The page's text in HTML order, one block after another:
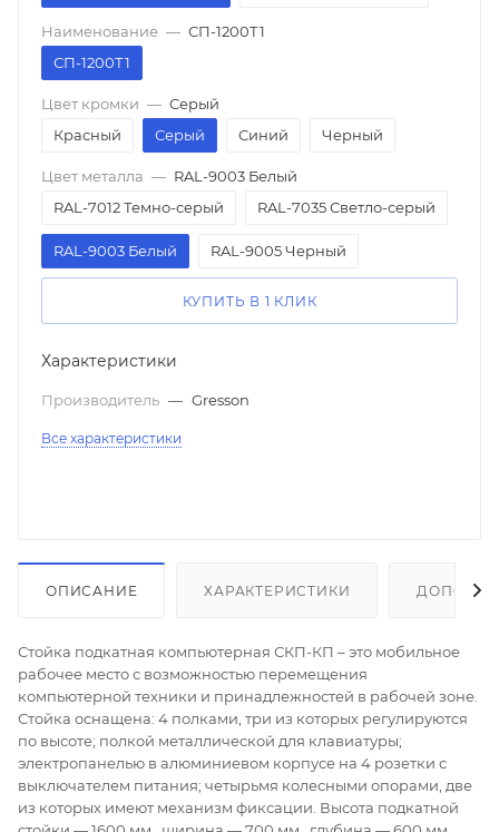
Наименование — СП-1200Т1
СП-1200Т1
Цвет кромки — Серый
Красный
Серый Синий Черный
Цвет металла — RAL-9003 Белый
RAL-7012 Темно-серый
RAL-7035 Светло-серый
RAL-9003 Белый RAL-9005 Черный
КУПИТЬ В 1 КЛИК
Характеристики
Производитель — Gresson
Все характеристики
ОПИСАНИЕ ХАРАКТЕРИСТИКИ
Стойка подкатная компьютерная СКП-КП – это мобильное
рабочее место с возможностью перемещения
компьютерной техники и принадлежностей в рабочей зоне.
Стойка оснащена: 4 полками, три из которых регулируются
по высоте; полкой металлической для клавиатуры;
электропанелью в алюминиевом корпусе на 4 розетки с
выключателем питания; четырьмя колесными опорами, две
из которых имеют механизм фиксации. Высота подкатной